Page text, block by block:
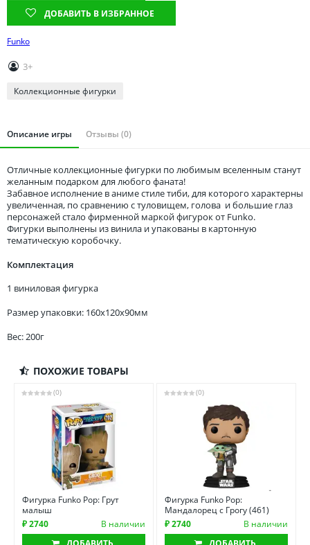
Томская область
Тюменская область
Удмуртия
Ульяновская область
ДОБАВИТЬ В ИЗБРАННОЕ
Funko
3+
Коллекционные фигурки
Описание игры Отзывы (0)
Отличные коллекционные фигурки по любимым вселенным станут
желанным подарком для любого фаната!
Забавное исполнение в аниме стиле тиби, для которого характерны
увеличенная, по сравнению с туловищем, голова и большие глаз
персонажей стало фирменной маркой фигурок от Funko.
Фигурки выполнены из винила и упакованы в картонную
тематическую коробочку.
Комплектация
1 виниловая фигурка
Размер упаковки: 160x120x90мм
Вес: 200г
ПОХОЖИЕ ТОВАРЫ
(0)
Фигурка Funko Pop: Грут
малыш
₽ 2740
В наличии
(0)
Фигурка Funko Pop:
Мандалорец с Грогу (461)
₽ 2740
В наличии